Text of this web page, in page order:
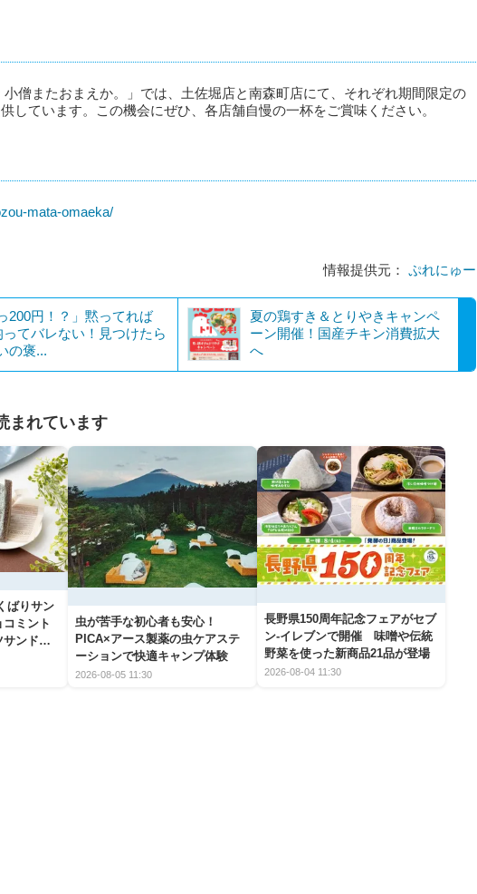
小僧またおまえか。」では、土佐堀店と南森町店にて、それぞれ期間限定の
しています。この機会にぜひ、各店舗自慢の一杯をご賞味ください。
mata-omaeka/
情報提供元： ぷれにゅー
200円！？」黙ってれば
ってバレない！見つけたら
の褒...
夏の鶏すき＆とりやきキャンペ
ーン開催！国産チキン消費拡大
へ
まれています
ばりサン
コミント
ンドの
虫が苦手な初心者も安心！
PICA×アース製薬の虫ケアステ
ーションで快適キャンプ体験
2026-08-05 11:30
長野県150周年記念フェアがセブ
ン-イレブンで開催 味噌や伝統
野菜を使った新商品21品が登場
2026-08-04 11:30